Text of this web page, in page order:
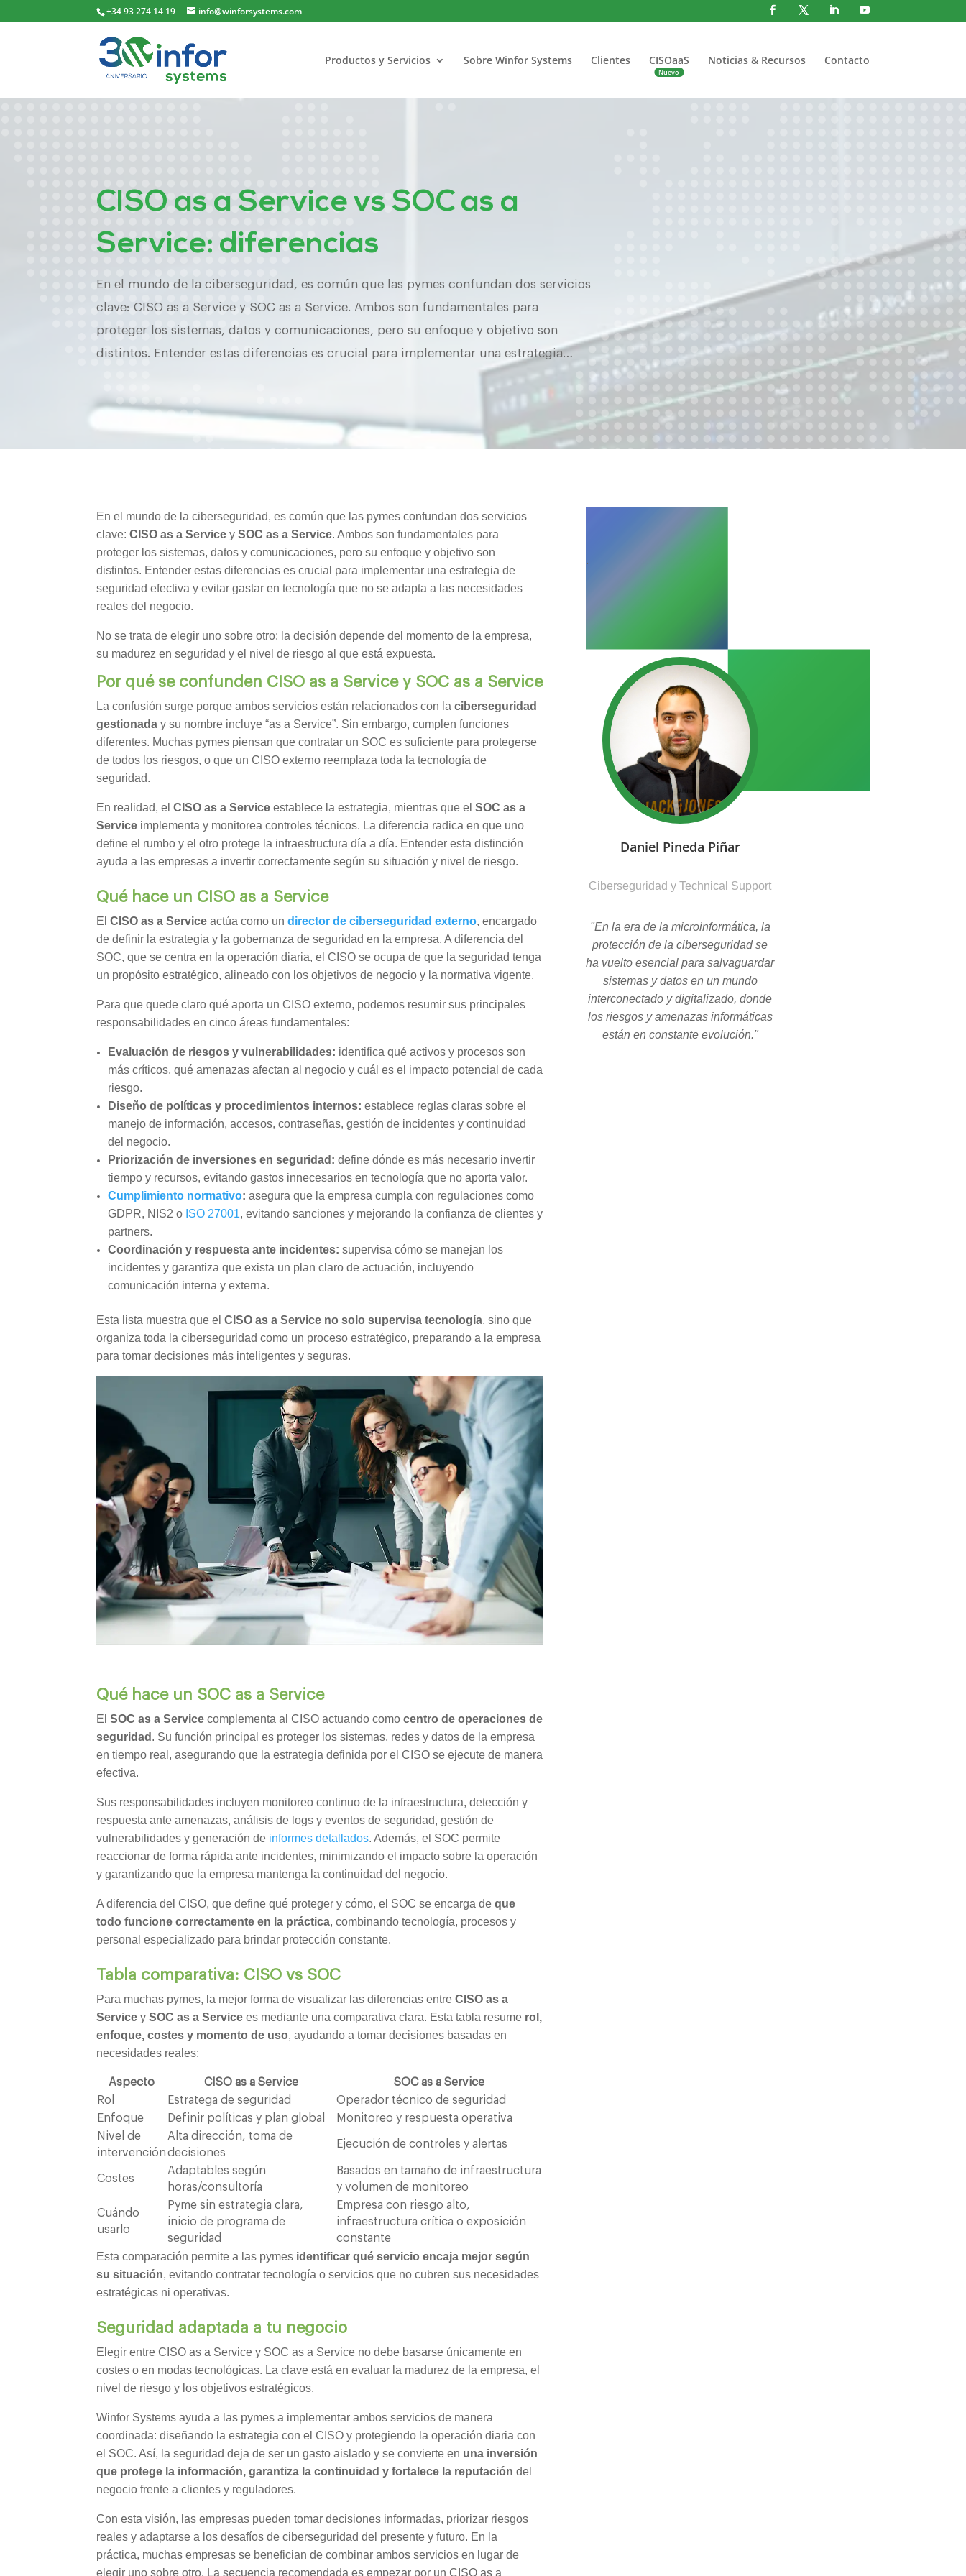
+34 93 274 14 19 info@winforsystems.com
Productos y Servicios Sobre Winfor Systems Clientes CISOaaS Noticias & Recursos Contacto
CISO as a Service vs SOC as a
Service: diferencias
En el mundo de la ciberseguridad, es común que las pymes confundan dos servicios
clave: CISO as a Service y SOC as a Service. Ambos son fundamentales para
proteger los sistemas, datos y comunicaciones, pero su enfoque y objetivo son
distintos. Entender estas diferencias es crucial para implementar una estrategia…
En el mundo de la ciberseguridad, es común que las pymes confundan dos servicios
clave:CISO as a Service ySOC as a Service. Ambos son fundamentales para
proteger los sistemas, datos y comunicaciones, pero su enfoque y objetivo son
distintos. Entender estas diferencias es crucial para implementar una estrategia de
seguridad efectiva y evitar gastar en tecnología que no se adapta a las necesidades
reales del negocio.
No se trata de elegir uno sobre otro: la decisión depende del momento de la empresa,
su madurez en seguridad y el nivel de riesgo al que está expuesta.
Por qué se confunden CISO as a Service y SOC as a Service
La confusión surge porque ambos servicios están relacionados con laciberseguridad
gestionada y su nombre incluye “as a Service”. Sin embargo, cumplen funciones
diferentes. Muchas pymes piensan que contratar un SOC es suficiente para protegerse
de todos los riesgos, o que un CISO externo reemplaza toda la tecnología de
seguridad.
En realidad, elCISO as a Service establece la estrategia, mientras que elSOC as a
Service implementa y monitorea controles técnicos. La diferencia radica en que uno
define el rumbo y el otro protege la infraestructura día a día. Entender esta distinción
ayuda a las empresas a invertir correctamente según su situación y nivel de riesgo.
Qué hace un CISO as a Service
ElCISO as a Service actúa como undirector de ciberseguridad externo, encargado
de definir la estrategia y la gobernanza de seguridad en la empresa. A diferencia del
SOC, que se centra en la operación diaria, el CISO se ocupa de que la seguridad tenga
un propósito estratégico, alineado con los objetivos de negocio y la normativa vigente.
Para que quede claro qué aporta un CISO externo, podemos resumir sus principales
responsabilidades en cinco áreas fundamentales:
Evaluación de riesgos y vulnerabilidades: identifica qué activos y procesos son
más críticos, qué amenazas afectan al negocio y cuál es el impacto potencial de cada
riesgo.
Diseño de políticas y procedimientos internos: establece reglas claras sobre el
manejo de información, accesos, contraseñas, gestión de incidentes y continuidad
del negocio.
Priorización de inversiones en seguridad: define dónde es más necesario invertir
tiempo y recursos, evitando gastos innecesarios en tecnología que no aporta valor.
Cumplimiento normativo: asegura que la empresa cumpla con regulaciones como
GDPR, NIS2 o ISO 27001, evitando sanciones y mejorando la confianza de clientes y
partners.
Coordinación y respuesta ante incidentes: supervisa cómo se manejan los
incidentes y garantiza que exista un plan claro de actuación, incluyendo
comunicación interna y externa.
Esta lista muestra que elCISO as a Service no solo supervisa tecnología, sino que
organiza toda la ciberseguridad como un proceso estratégico, preparando a la empresa
para tomar decisiones más inteligentes y seguras.
Qué hace un SOC as a Service
ElSOC as a Service complementa al CISO actuando comocentro de operaciones de
seguridad . Su función principal es proteger los sistemas, redes y datos de la empresa
en tiempo real, asegurando que la estrategia definida por el CISO se ejecute de manera
efectiva.
Sus responsabilidades incluyen monitoreo continuo de la infraestructura, detección y
respuesta ante amenazas, análisis de logs y eventos de seguridad, gestión de
vulnerabilidades y generación de informes detallados. Además, el SOC permite
reaccionar de forma rápida ante incidentes, minimizando el impacto sobre la operación
y garantizando que la empresa mantenga la continuidad del negocio.
A diferencia del CISO, que define qué proteger y cómo, el SOC se encarga deque
todo funcione correctamente en la práctica, combinando tecnología, procesos y
personal especializado para brindar protección constante.
Tabla comparativa: CISO vs SOC
Para muchas pymes, la mejor forma de visualizar las diferencias entreCISO as a
Service ySOC as a Service es mediante una comparativa clara. Esta tabla resume rol,
enfoque, costes y momento de uso, ayudando a tomar decisiones basadas en
necesidades reales:
Aspecto CISO as a Service
SOC as a Service
Rol
Estratega de seguridad
Operador técnico de seguridad
Enfoque
Definir políticas y plan global
Monitoreo y respuesta operativa
Nivel de
intervención
Alta dirección, toma de
decisiones
Ejecución de controles y alertas
Costes
Adaptables según
horas/consultoría
Basados en tamaño de infraestructura
y volumen de monitoreo
Cuándo
usarlo
Pyme sin estrategia clara,
inicio de programa de
seguridad
Empresa con riesgo alto,
infraestructura crítica o exposición
constante
Esta comparación permite a las pymes identificar qué servicio encaja mejor según
su situación, evitando contratar tecnología o servicios que no cubren sus necesidades
estratégicas ni operativas.
Seguridad adaptada a tu negocio
Elegir entre CISO as a Service y SOC as a Service no debe basarse únicamente en
costes o en modas tecnológicas. La clave está en evaluar la madurez de la empresa, el
nivel de riesgo y los objetivos estratégicos.
Winfor Systems ayuda a las pymes a implementar ambos servicios de manera
coordinada: diseñando la estrategia con el CISO y protegiendo la operación diaria con
el SOC. Así, la seguridad deja de ser un gasto aislado y se convierte en una inversión
que protege la información, garantiza la continuidad y fortalece la reputación del
negocio frente a clientes y reguladores.
Con esta visión, las empresas pueden tomar decisiones informadas, priorizar riesgos
reales y adaptarse a los desafíos de ciberseguridad del presente y futuro. En la
práctica, muchas empresas se benefician de combinar ambos servicios en lugar de
elegir uno sobre otro. La secuencia recomendada es empezar por un CISO as a
.
Daniel Pineda Piñar
Ciberseguridad y Technical Support
"En la era de la microinformática, la
protección de la ciberseguridad se
ha vuelto esencial para salvaguardar
sistemas y datos en un mundo
interconectado y digitalizado, donde
los riesgos y amenazas informáticas
están en constante evolución."